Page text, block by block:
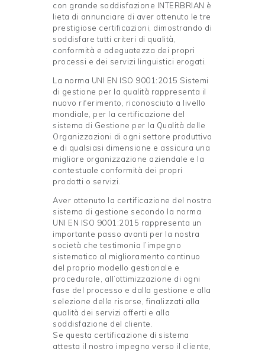
con grande soddisfazione INTERBRIAN è
lieta di annunciare di aver ottenuto le tre
prestigiose certificazioni, dimostrando di
soddisfare tutti criteri di qualità,
conformità e adeguatezza dei propri
processi e dei servizi linguistici erogati.
La norma UNI EN ISO 9001:2015 Sistemi
di gestione per la qualità rappresenta il
nuovo riferimento, riconosciuto a livello
mondiale, per la certificazione del
sistema di Gestione per la Qualità delle
Organizzazioni di ogni settore produttivo
e di qualsiasi dimensione e assicura una
migliore organizzazione aziendale e la
contestuale conformità dei propri
prodotti o servizi.
Aver ottenuto la certificazione del nostro
sistema di gestione secondo la norma
UNI EN ISO 9001:2015 rappresenta un
importante passo avanti per la nostra
società che testimonia l’impegno
sistematico al miglioramento continuo
del proprio modello gestionale e
procedurale, all’ottimizzazione di ogni
fase del processo e dalla gestione e alla
selezione delle risorse, finalizzati alla
qualità dei servizi offerti e alla
soddisfazione del cliente.
Se questa certificazione di sistema
attesta il nostro impegno verso il cliente,